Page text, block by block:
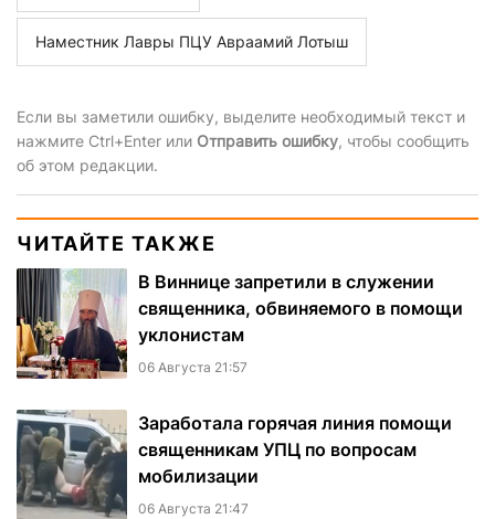
Наместник Лавры ПЦУ Авраамий Лотыш
Если вы заметили ошибку, выделите необходимый текст и
нажмите Ctrl+Enter или Отправить ошибку, чтобы сообщить
об этом редакции.
ЧИТАЙТЕ ТАКЖЕ
В Виннице запретили в служении
священника, обвиняемого в помощи
уклонистам
06 Августа 21:57
Заработала горячая линия помощи
священникам УПЦ по вопросам
мобилизации
06 Августа 21:47